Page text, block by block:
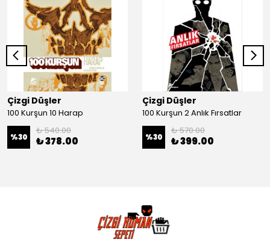
Çizgi Düşler
100 Kurşun 10 Harap
%30
₺ 540.00
₺ 378.00
Çizgi Düşler
100 Kurşun 2 Anlık Fırsatlar
%30
₺ 570.00
₺ 399.00